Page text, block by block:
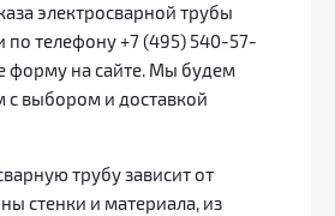
электросварной трубы
по телефону +7 (495) 540-57-
форму на сайте. Мы будем
выбором и доставкой
трубу зависит от
стенки и материала, из